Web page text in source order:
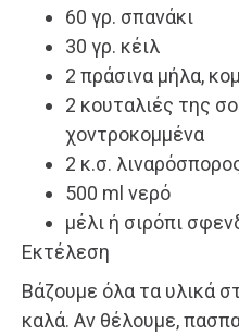
60 γρ. σπανάκι
30 γρ. κέιλ
2 πράσινα μήλα,
2 κουταλιές της
χοντροκομμένα
2 κ.σ.
500 ml νερό
μέλι ή σιρόπι
Εκτέλεση
Βάζουμε όλα τα υλικά
καλά. Αν θέλουμε,